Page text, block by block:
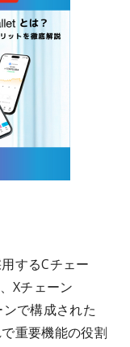
するCチェー
Xチェーン
で構成された
重要機能の役割